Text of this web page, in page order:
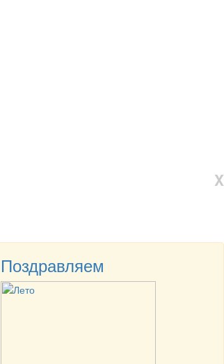
X
Поздравляем